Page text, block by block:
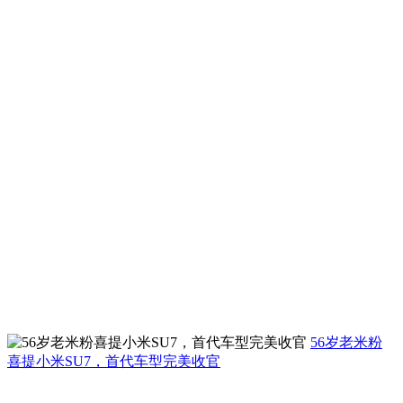
56岁老米粉
喜提小米SU7，首代车型完美收官